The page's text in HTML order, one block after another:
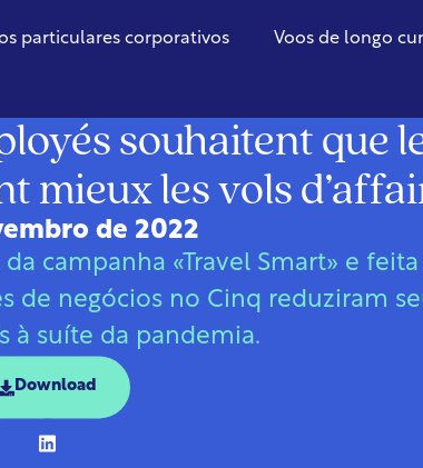
particulares corporativos Voos de longo
souhaitent que
mieux les vols
de 2022
campanha «Travel Smart» e
de negócios no Cinq reduziram
à suíte da pandemia.
Download